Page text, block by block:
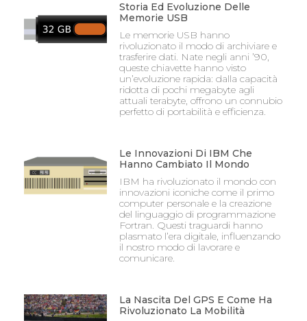
Storia Ed Evoluzione Delle
Memorie USB
Le memorie USB hanno
rivoluzionato il modo di archiviare e
trasferire dati. Nate negli anni ’90,
queste chiavette hanno visto
un’evoluzione rapida: dalla capacità
ridotta di pochi megabyte agli
attuali terabyte, offrono un connubio
perfetto di portabilità e efficienza.
Le Innovazioni Di IBM Che
Hanno Cambiato Il Mondo
IBM ha rivoluzionato il mondo con
innovazioni iconiche come il primo
computer personale e la creazione
del linguaggio di programmazione
Fortran. Questi traguardi hanno
plasmato l’era digitale, influenzando
il nostro modo di lavorare e
comunicare.
La Nascita Del GPS E Come Ha
Rivoluzionato La Mobilità